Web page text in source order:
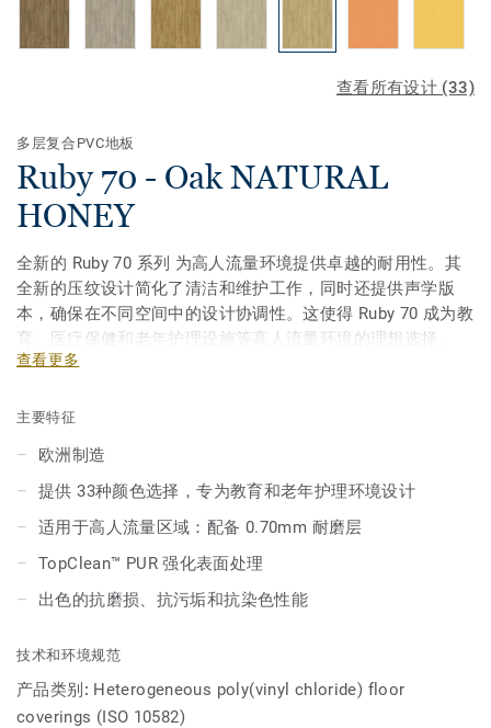
查看所有设计 (33)
多层复合PVC地板
Ruby 70 - Oak NATURAL
HONEY
全新的 Ruby 70 系列 为高人流量环境提供卓越的耐用性。其
全新的压纹设计简化了清洁和维护工作，同时还提供声学版
本，确保在不同空间中的设计协调性。这使得 Ruby 70 成为教
育、医疗保健和老年护理设施等高人流量环境的理想选择。
富的色彩搭配、混凝土效果以及 5种木纹设计，非常适合营造
查看更多
主要特征
欧洲制造
提供 33种颜色选择，专为教育和老年护理环境设计
适用于高人流量区域：配备 0.70mm 耐磨层
TopClean™ PUR 强化表面处理
出色的抗磨损、抗污垢和抗染色性能
技术和环境规范
产品类别: Heterogeneous poly(vinyl chloride) floor
coverings (ISO 10582)